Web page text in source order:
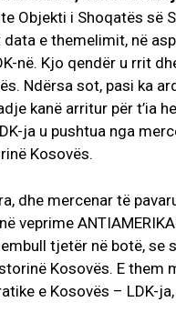
Objekti i Shoqatës së
data e themelimit, në
në. Kjo qendër u rrit
Ndërsa sot, pasi ka
kanë arritur për t’ia
ja u pushtua nga
Kosovës.
dhe mercenar të
veprime
tjetër në botë, se
Kosovës. E them
e Kosovës – LDK-ja,